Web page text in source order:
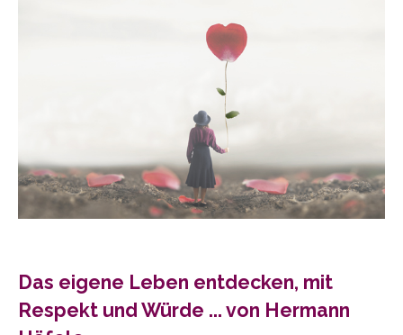
Das eigene Leben entdecken, mit
Respekt und Würde ... von Hermann